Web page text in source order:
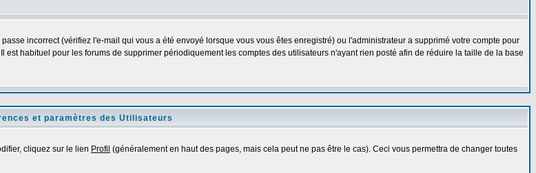
incorrect (vérifiez l'e-mail qui vous a été envoyé lorsque vous vous êtes enregistré) ou l'administrateur a supprimé votre compte pour
habituel pour les forums de supprimer périodiquement les comptes des utilisateurs n'ayant rien posté afin de réduire la taille de la base
et paramètres des Utilisateurs
cliquez sur le lien Profil (généralement en haut des pages, mais cela peut ne pas être le cas). Ceci vous permettra de changer toutes